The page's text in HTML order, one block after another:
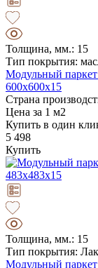
Толщина, мм.: 15
Тип покрытия:
Модульный
600х600х15
Страна
Цена за 1 м2
Купить в один
5 498
Купить
Толщина, мм.: 15
Тип покрытия: Лак
Модульный